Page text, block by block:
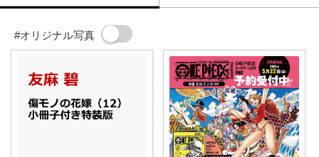
#オリジナル写真